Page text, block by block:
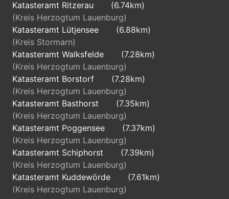
Katasteramt Ritzerau
(6.74km)
(Kreis Herzogtum Lauenburg)
Katasteramt Lütjensee
(6.88km)
(Kreis Stormarn)
Katasteramt Walksfelde
(7.28km)
(Kreis Herzogtum Lauenburg)
Katasteramt Borstorf
(7.28km)
(Kreis Herzogtum Lauenburg)
Katasteramt Basthorst
(7.35km)
(Kreis Herzogtum Lauenburg)
Katasteramt Poggensee
(7.37km)
(Kreis Herzogtum Lauenburg)
Katasteramt Schiphorst
(7.39km)
(Kreis Herzogtum Lauenburg)
Katasteramt Kuddewörde
(7.61km)
(Kreis Herzogtum Lauenburg)